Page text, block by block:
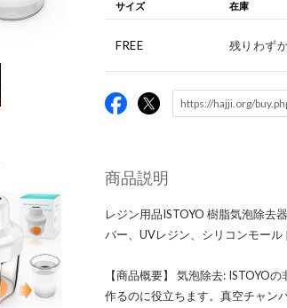
サイズ 在庫
FREE 残りわず
商品説明
レジン用品ISTOYO 樹脂気泡除去
バー、UVレジン、シリコンモー
【商品概要】 気泡除去: ISTOYO
作るのに役立ちます。真空チャン